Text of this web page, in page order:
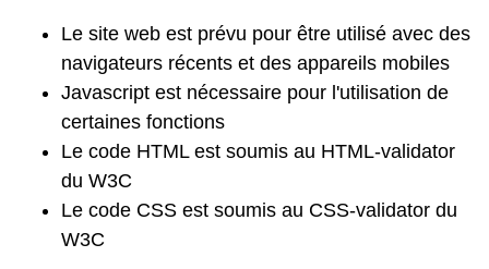
Le site web est prévu pour être utilisé avec des
navigateurs récents et des appareils mobiles
Javascript est nécessaire pour l'utilisation de
certaines fonctions
Le code HTML est soumis au HTML-validator
du W3C
Le code CSS est soumis au CSS-validator du
W3C